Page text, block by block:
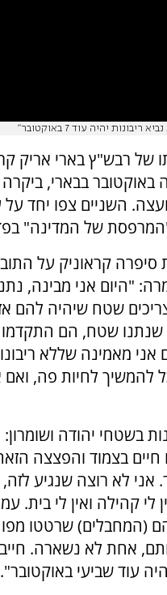
יהיה עוד 7 באוקטובר"
של רבש"ץ בארי אריק
בבארי, ביקרה
השניים צפו יחד על
של המדינה"
סיפרה קראוניק על
"היום אני מבינה,
שטח שיהיה להם
שטח, הם התקדמו
אני מאמינה שללא
בשטחי יהודה
חיים בצמוד והפצצה
אני לא רוצה שנגיע
לי קהילה ואין לי
(המחבלים) שרטטו
אחת לא נשארה.
עוד שביעי באוקטובר".